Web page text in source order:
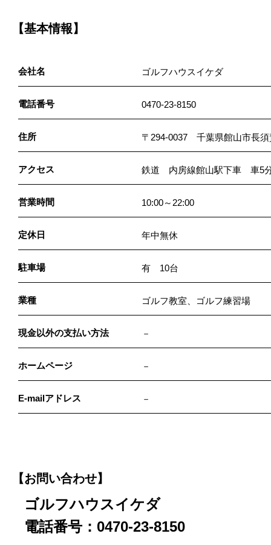
【基本情報】
会社名 ゴルフハウスイケダ
電話番号 0470-23-8150
住所 〒294-0037 千葉県館山市長
アクセス 鉄道 内房線館山駅下車 車5
営業時間 10:00～22:00
定休日 年中無休
駐車場 有 10台
業種 ゴルフ教室、ゴルフ練習場
現金以外の支払い方法 －
ホームページ －
E-mailアドレス －
【お問い合わせ】
ゴルフハウスイケダ
電話番号：0470-23-8150